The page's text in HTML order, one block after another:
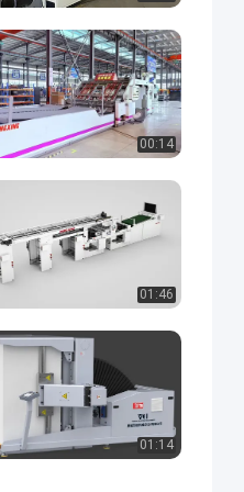
00:14
01:46
01:14